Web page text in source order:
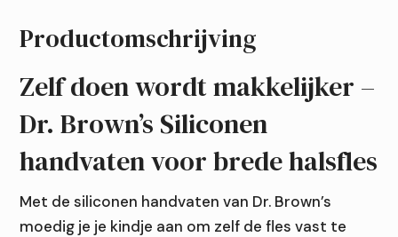
halsfles
aantal
Productomschrijving
Zelf doen wordt makkelijker –
Dr. Brown’s Siliconen
handvaten voor brede halsfles
Met de siliconen handvaten van Dr. Brown’s
moedig je je kindje aan om zelf de fles vast te